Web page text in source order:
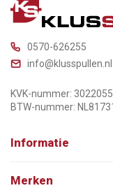
0570-626255
info@klusspullen.nl
KVK-nummer:
BTW-nummer:
Informatie
Merken